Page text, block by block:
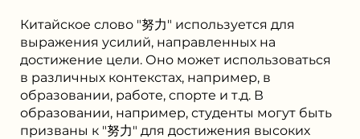
Китайское слово "努力" используется для
выражения усилий, направленных на
достижение цели. Оно может использоваться
в различных контекстах, например, в
образовании, работе, спорте и т.д. В
образовании, например, студенты могут быть
призваны к "努力" для достижения высоких